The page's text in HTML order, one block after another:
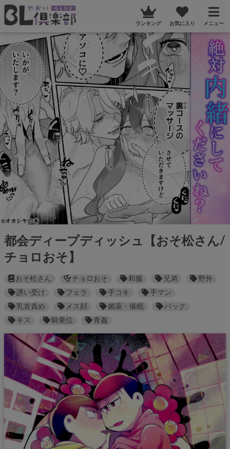
ランキング お気に入り メニュー
都会ディープディッシュ【おそ松さん/
チョロおそ】
おそ松さん チョロおそ 和服 兄弟
野外
誘い受け
フェラ 手コキ
手マン
乳首責め
メス顔 媚薬・催眠
バック
キス
騎乗位 青姦